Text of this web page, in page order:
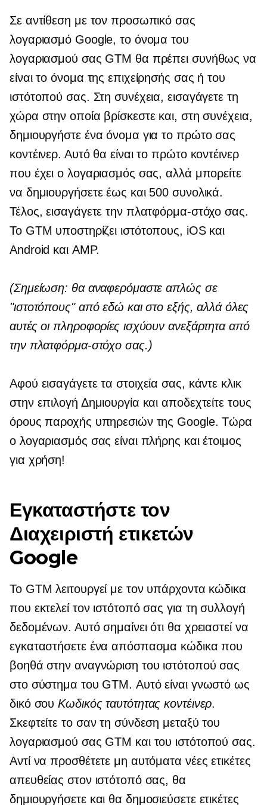
Σε αντίθεση με τον προσωπικό σας
λογαριασμό Google, το όνομα του
λογαριασμού σας GTM θα πρέπει συνήθως να
είναι το όνομα της επιχείρησής σας ή του
ιστότοπού σας. Στη συνέχεια, εισαγάγετε τη
χώρα στην οποία βρίσκεστε και, στη συνέχεια,
δημιουργήστε ένα όνομα για το πρώτο σας
κοντέινερ. Αυτό θα είναι το πρώτο κοντέινερ
που έχει ο λογαριασμός σας, αλλά μπορείτε
να δημιουργήσετε έως και 500 συνολικά.
Τέλος, εισαγάγετε την πλατφόρμα-στόχο σας.
Το GTM υποστηρίζει ιστότοπους, iOS και
Android και AMP.
(Σημείωση: θα αναφερόμαστε απλώς σε
"ιστοτόπους" από εδώ και στο εξής, αλλά όλες
αυτές οι πληροφορίες ισχύουν ανεξάρτητα από
την πλατφόρμα-στόχο σας.)
Αφού εισαγάγετε τα στοιχεία σας, κάντε κλικ
στην επιλογή Δημιουργία και αποδεχτείτε τους
όρους παροχής υπηρεσιών της Google. Τώρα
ο λογαριασμός σας είναι πλήρης και έτοιμος
για χρήση!
Εγκαταστήστε τον
Διαχειριστή ετικετών
Google
Το GTM λειτουργεί με τον υπάρχοντα κώδικα
που εκτελεί τον ιστότοπό σας για τη συλλογή
δεδομένων. Αυτό σημαίνει ότι θα χρειαστεί να
εγκαταστήσετε ένα απόσπασμα κώδικα που
βοηθά στην αναγνώριση του ιστότοπού σας
στο σύστημα του GTM. Αυτό είναι γνωστό ως
δικό σουΚωδικός ταυτότητας κοντέινερ.
Σκεφτείτε το σαν τη σύνδεση μεταξύ του
λογαριασμού σας GTM και του ιστότοπού σας.
Αντί να προσθέτετε μη αυτόματα νέες ετικέτες
απευθείας στον ιστότοπό σας, θα
δημιουργήσετε και θα δημοσιεύσετε ετικέτες